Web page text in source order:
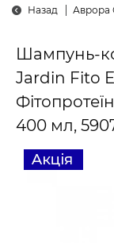
Назад Аврора
Шампунь-
Jardin Fito
400 мл,